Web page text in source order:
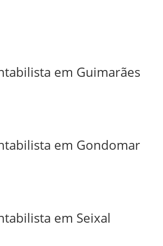
em Guimarães
em Gondomar
em Seixal